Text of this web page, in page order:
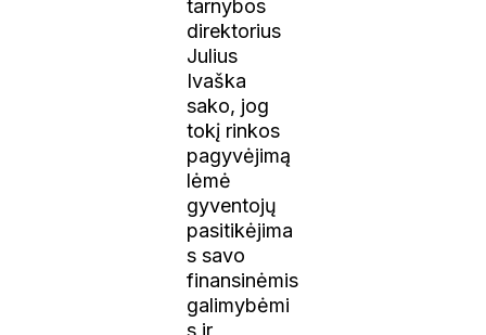
tarnybos
direktorius
Julius
Ivaška
sako, jog
tokį rinkos
pagyvėjimą
lėmė
gyventojų
pasitikėjima
s savo
finansinėmis
galimybėmi
s ir